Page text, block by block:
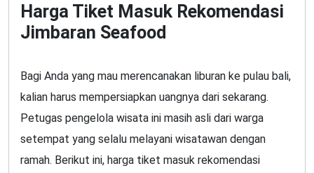
Harga Tiket Masuk Rekomendasi
Jimbaran Seafood
Bagi Anda yang mau merencanakan liburan ke pulau bali,
kalian harus mempersiapkan uangnya dari sekarang.
Petugas pengelola wisata ini masih asli dari warga
setempat yang selalu melayani wisatawan dengan
ramah. Berikut ini, harga tiket masuk rekomendasi